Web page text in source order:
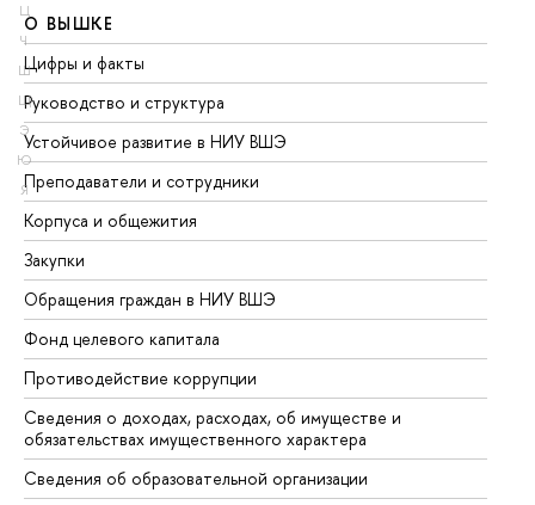
Ц
Ч
Ш
Щ
Э
Ю
Я
О ВЫШКЕ
Цифры и факты
Руководство и структура
Устойчивое развитие в НИУ ВШЭ
Преподаватели и сотрудники
Корпуса и общежития
Закупки
Обращения граждан в НИУ ВШЭ
Фонд целевого капитала
Противодействие коррупции
Сведения о доходах, расходах, об имуществе и
обязательствах имущественного характера
Сведения об образовательной организации